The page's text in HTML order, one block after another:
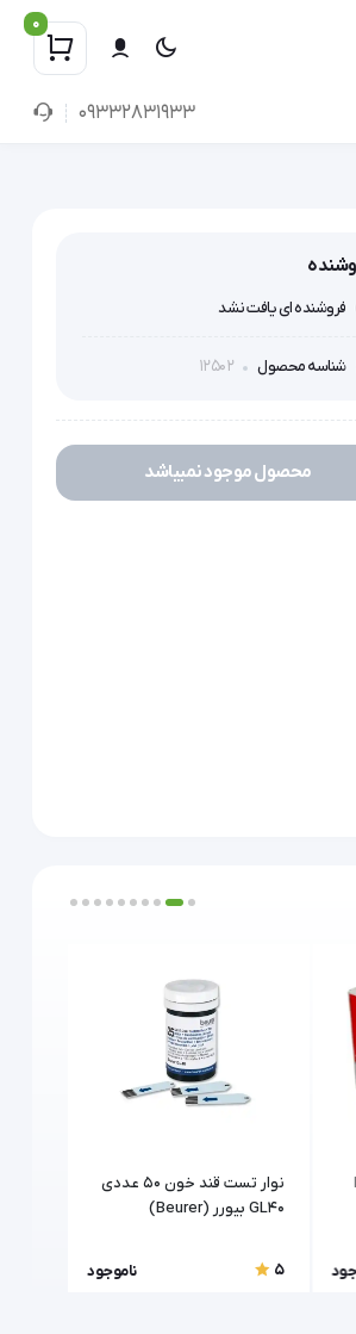
0
09332831933
فروشنده ای یافت نشد
شناسه محصول 12502
محصول موجود نمیباشد
نوار تست قند خون 50 عددی
GL40 بیورر (Beurer)
5 ناموجود